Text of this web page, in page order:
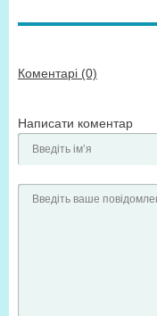
Коментарі (0)
Написати коментар